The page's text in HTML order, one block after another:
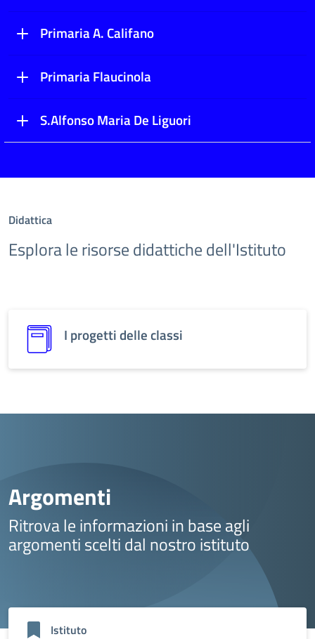
Primaria A. Califano
Primaria Flaucinola
S.Alfonso Maria De Liguori
Didattica
Esplora le risorse didattiche dell'Istituto
I progetti delle classi
Argomenti
Ritrova le informazioni in base agli
argomenti scelti dal nostro istituto
Istituto